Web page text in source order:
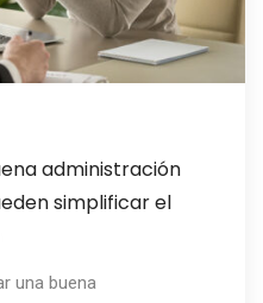
administración
simplificar el
una buena